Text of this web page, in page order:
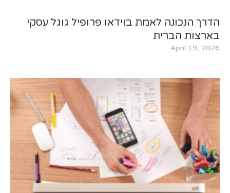
הדרך הנכונה לאמת בוידאו פרופיל גוגל עסקי
בארצות הברית
April 19, 2026